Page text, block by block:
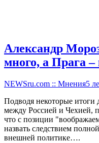
Александр
много, а Прага –
NEWSru.com :: Мнения5
Подводя некоторые итоги
между Россией и Чехией,
что с позиции
назвать следствием
внешней политике….